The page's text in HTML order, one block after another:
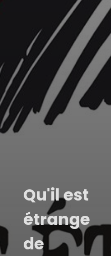
Qu'il est
étrange
de